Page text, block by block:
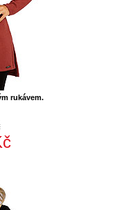
rukávem.